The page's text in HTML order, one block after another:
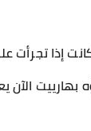
إذا تجرأت
الآن